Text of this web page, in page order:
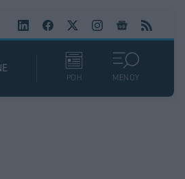
ΡΟΗ ΜΕΝΟΥ